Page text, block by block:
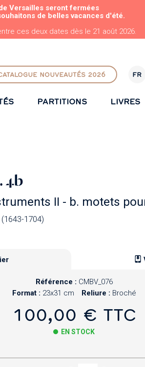
Versailles seront fermées
de belles vacances d'été.
ces deux dates dès le 21 août 2026.
NOUVEAUTÉS 2026 FR
R
PARTITIONS LIVRES
4b
II - b. motets
(1643-1704)
Référence : CMBV_076
Format : 23x31 cm Reliure : Broché
100,00 € TTC
EN STOCK